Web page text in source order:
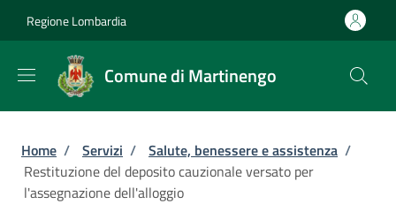
Regione Lombardia
Comune di Martinengo
Briciole di pane
Home / Servizi / Salute, benessere e assistenza /
Restituzione del deposito cauzionale versato per
l'assegnazione dell'alloggio